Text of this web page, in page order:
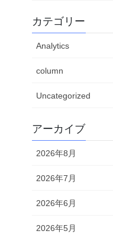
カテゴリー
Analytics
column
Uncategorized
アーカイブ
2026年8月
2026年7月
2026年6月
2026年5月